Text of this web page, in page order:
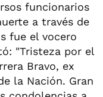
funcionarios
a través de
fue el vocero
"Tristeza por el
Bravo, ex
la Nación. Gran